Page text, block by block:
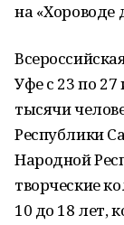
на «Хороводе
Уфе с 23 по
тысячи
Республики
Народной
творческие
10 до 18 лет,